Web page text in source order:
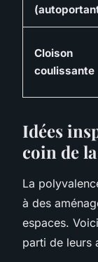
Cloison
coulissante
Idées
coin de
La
à des
espaces.
parti de leurs